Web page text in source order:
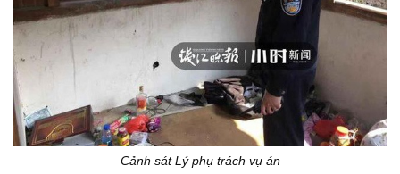
Cảnh sát Lý phụ trách vụ án